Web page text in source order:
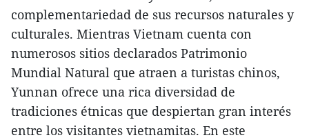
complementariedad de sus recursos naturales y
culturales. Mientras Vietnam cuenta con
numerosos sitios declarados Patrimonio
Mundial Natural que atraen a turistas chinos,
Yunnan ofrece una rica diversidad de
tradiciones étnicas que despiertan gran interés
entre los visitantes vietnamitas. En este